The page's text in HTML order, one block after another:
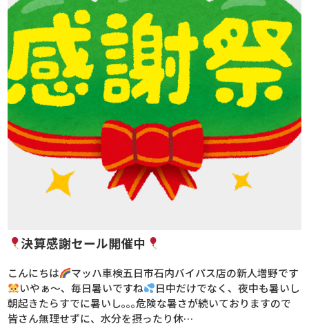
決算感謝セール開催中
こんにちは
マッハ車検五日市石内バイパス店の新人増野です
いやぁ～、毎日暑いですね
日中だけでなく、夜中も暑いし
朝起きたらすでに暑いし｡｡｡危険な暑さが続いておりますので
皆さん無理せずに、水分を摂ったり休…